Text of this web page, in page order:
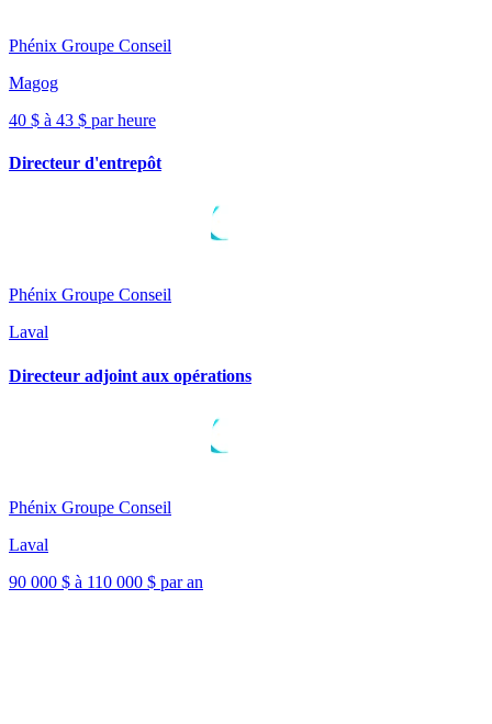
Phénix Groupe Conseil
Magog
40 $ à 43 $ par heure
Directeur d'entrepôt
Phénix Groupe Conseil
Laval
Directeur adjoint aux opérations
Phénix Groupe Conseil
Laval
90 000 $ à 110 000 $ par an